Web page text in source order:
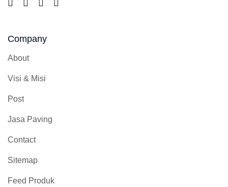
Company
About
Visi & Misi
Post
Jasa Paving
Contact
Sitemap
Feed Produk